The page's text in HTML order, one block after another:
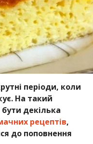
періоди, коли
На такий
декілька
рецептів,
до поповнення